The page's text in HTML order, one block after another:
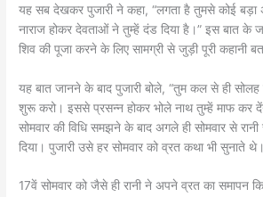
यह सब देखकर पुजारी ने कहा, “लगता है तुमसे कोई
नाराज होकर देवताओं ने तुम्हें दंड दिया है।” इस बात के
शिव की पूजा करने के लिए सामग्री से जुड़ी पूरी कहानी
यह बात जानने के बाद पुजारी बोले, “तुम कल से ही सोलह
शुरू करो। इससे प्रसन्न होकर भोले नाथ तुम्हें माफ कर
सोमवार की विधि समझने के बाद अगले ही सोमवार से
दिया। पुजारी उसे हर सोमवार को व्रत कथा भी सुनाते थे।
17वें सोमवार को जैसे ही रानी ने अपने व्रत का समापन